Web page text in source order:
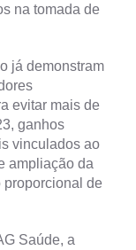
na tomada de
já demonstram
evitar mais de
ganhos
vinculados ao
ampliação da
proporcional de
Saúde, a